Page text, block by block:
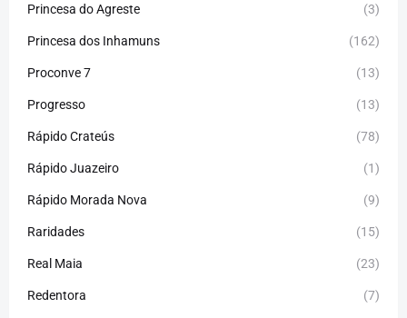
Princesa do Agreste (3)
Princesa dos Inhamuns (162)
Proconve 7 (13)
Progresso (13)
Rápido Crateús (78)
Rápido Juazeiro (1)
Rápido Morada Nova (9)
Raridades (15)
Real Maia (23)
Redentora (7)